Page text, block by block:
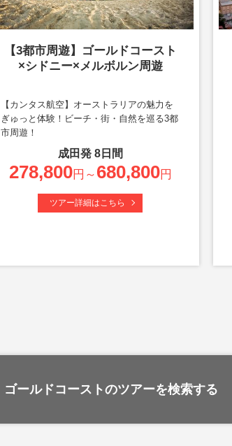
【3都市周遊】ゴールドコースト
×シドニー×メルボルン周遊
【カンタス航空】オーストラリアの魅力を
ぎゅっと体験！ビーチ・街・自然を巡る3都
市周遊！
成田発 8日間
278,800円～ 680,800円
ツアー詳細はこちら
ゴールドコーストのツアーを検索する